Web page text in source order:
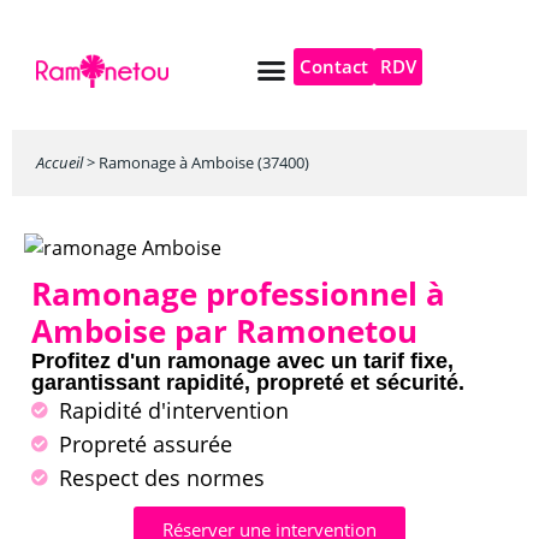
Contact RDV
Accueil> Ramonage à Amboise (37400)
Ramonage professionnel à
Amboise par Ramonetou
Profitez d'un ramonage avec un tarif fixe,
garantissant rapidité, propreté et sécurité.
Rapidité d'intervention
Propreté assurée
Respect des normes
Réserver une intervention